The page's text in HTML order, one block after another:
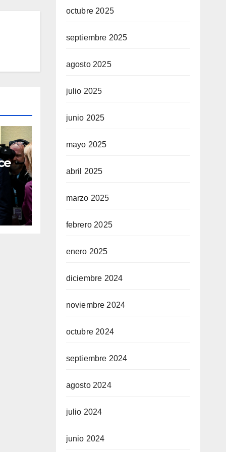
octubre 2025
septiembre 2025
agosto 2025
julio 2025
junio 2025
mayo 2025
abril 2025
marzo 2025
febrero 2025
enero 2025
diciembre 2024
noviembre 2024
octubre 2024
septiembre 2024
agosto 2024
julio 2024
junio 2024